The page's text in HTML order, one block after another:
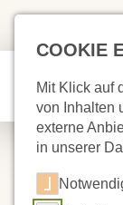
COOKIE
Mit Klick auf
von Inhalten
externe
in unserer